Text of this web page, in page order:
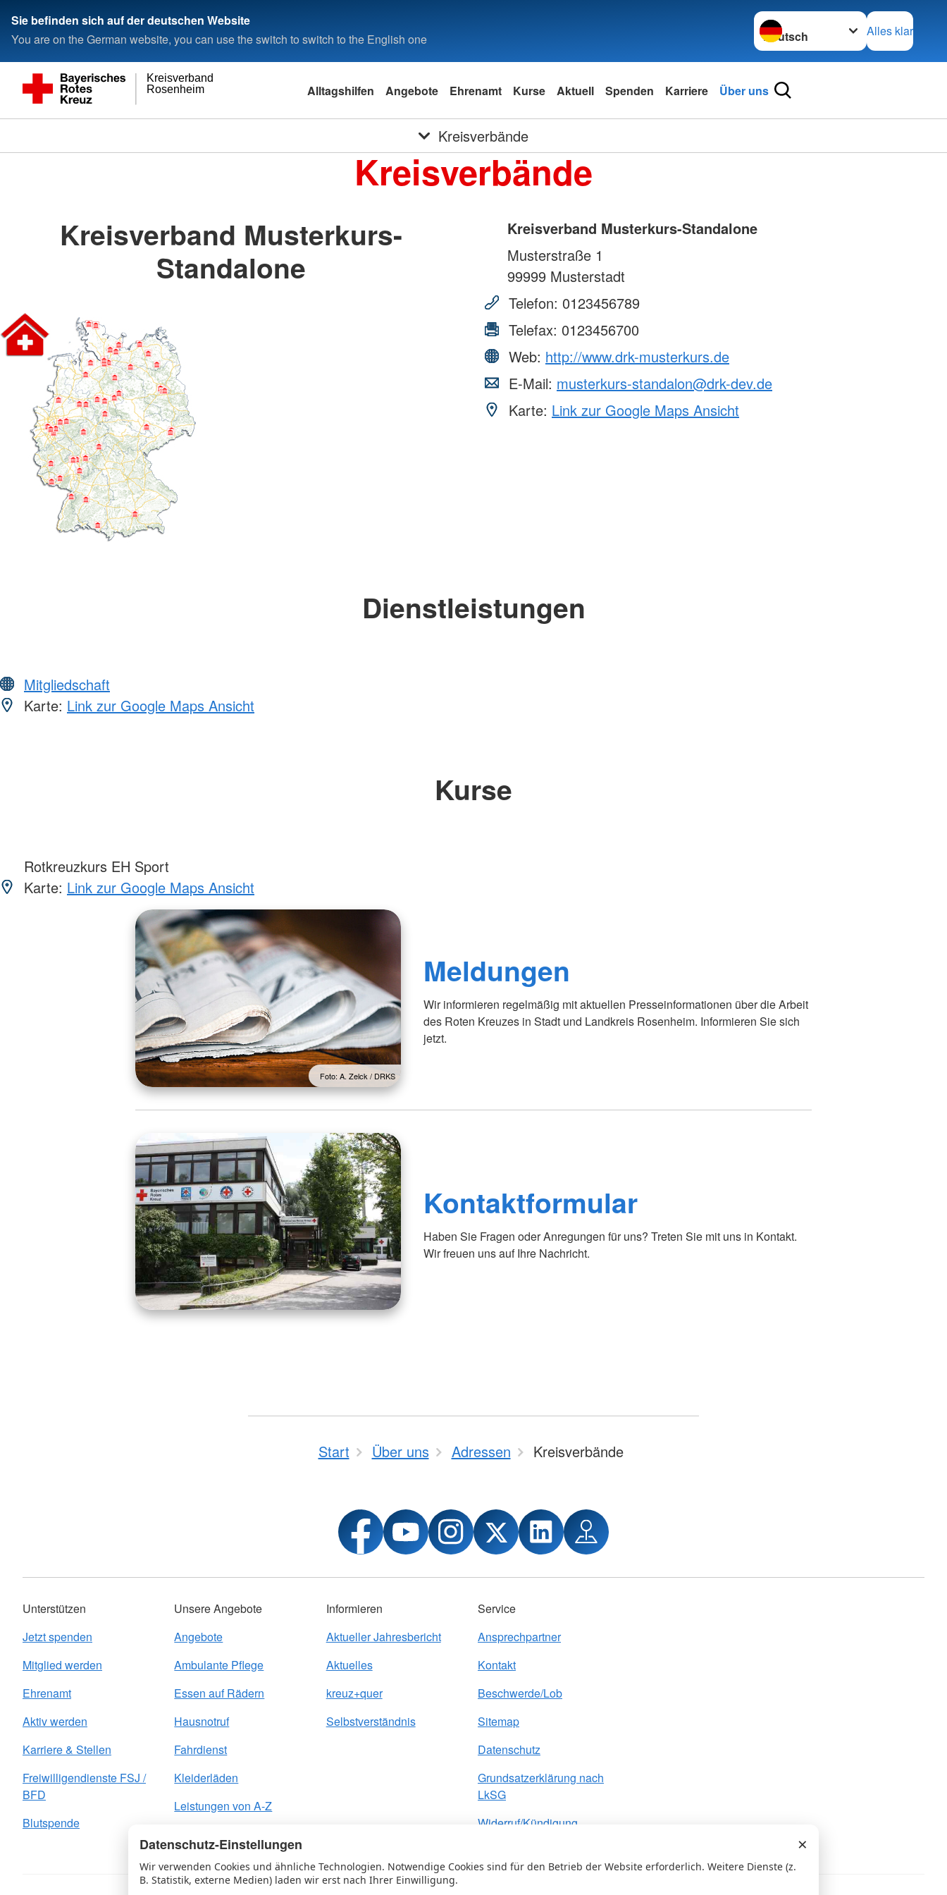
Sie befinden sich auf der deutschen Website
You are on the German website, you can use the switch to switch to the English one
Sprache wechseln zu
Alles klar
Rosenheim
Kreisverband
Alltagshilfen Angebote Ehrenamt Kurse Aktuell Spenden Karriere Über uns
Kreisverbände
Kreisverbände
Kreisverband Musterkurs-
Standalone
Kreisverband Musterkurs-Standalone
Musterstraße 1
99999 Musterstadt
Telefon: 0123456789
Telefax: 0123456700
Web: http://www.drk-musterkurs.de
E-Mail: musterkurs-standalon@drk-dev.de
Karte: Link zur Google Maps Ansicht
Dienstleistungen
Mitgliedschaft
Karte: Link zur Google Maps Ansicht
Kurse
Rotkreuzkurs EH Sport
Karte: Link zur Google Maps Ansicht
Foto: A. Zelck / DRKS
Meldungen
Wir informieren regelmäßig mit aktuellen Presseinformationen über die Arbeit
des Roten Kreuzes in Stadt und Landkreis Rosenheim. Informieren Sie sich
jetzt.
Kontaktformular
Haben Sie Fragen oder Anregungen für uns? Treten Sie mit uns in Kontakt.
Wir freuen uns auf Ihre Nachricht.
Start Über uns Adressen Kreisverbände
Unterstützen
Jetzt spenden
Mitglied werden
Ehrenamt
Aktiv werden
Karriere & Stellen
Freiwilligendienste FSJ /
BFD
Blutspende
Unsere Angebote
Angebote
Ambulante Pflege
Essen auf Rädern
Hausnotruf
Fahrdienst
Kleiderläden
Leistungen von A-Z
Informieren
Aktueller Jahresbericht
Aktuelles
kreuz+quer
Selbstverständnis
Service
Ansprechpartner
Kontakt
Beschwerde/Lob
Sitemap
Datenschutz
Grundsatzerklärung nach
LkSG
Widerruf/Kündigung
Datenschutz-Einstellungen ×
Wir verwenden Cookies und ähnliche Technologien. Notwendige Cookies sind für den Betrieb der Website erforderlich. Weitere Dienste (z.
B. Statistik, externe Medien) laden wir erst nach Ihrer Einwilligung.